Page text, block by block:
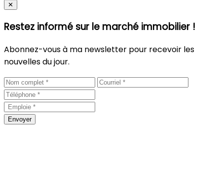
Close
✕
Restez informé sur le marché immobilier !
Abonnez-vous à ma newsletter pour recevoir les
nouvelles du jour.
Envoyer